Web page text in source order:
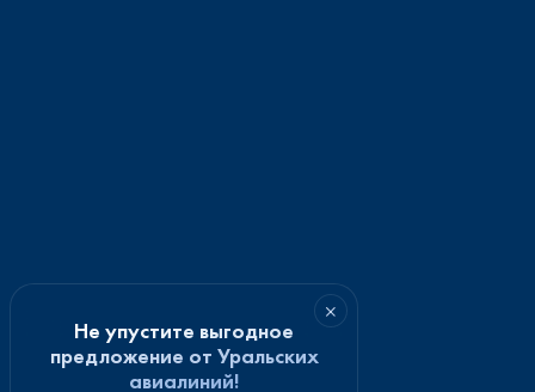
×
Не упустите выгодное
предложение от Уральских
авиалиний!